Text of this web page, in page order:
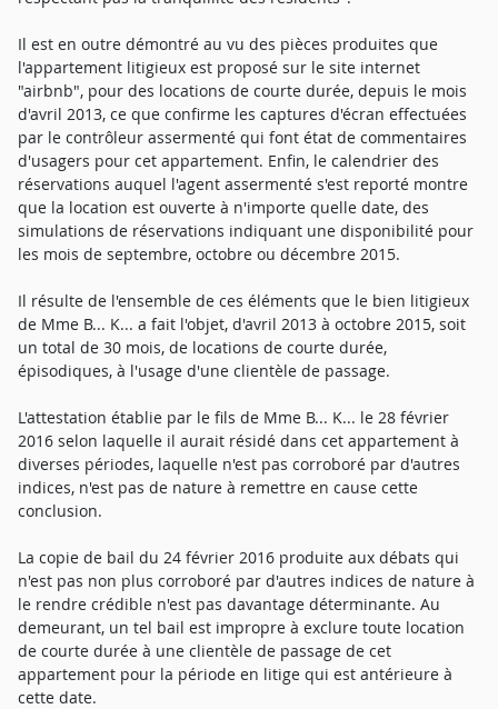
Il est en outre démontré au vu des pièces produites que
l'appartement litigieux est proposé sur le site internet
"airbnb", pour des locations de courte durée, depuis le mois
d'avril 2013, ce que confirme les captures d'écran effectuées
par le contrôleur assermenté qui font état de commentaires
d'usagers pour cet appartement. Enfin, le calendrier des
réservations auquel l'agent assermenté s'est reporté montre
que la location est ouverte à n'importe quelle date, des
simulations de réservations indiquant une disponibilité pour
les mois de septembre, octobre ou décembre 2015.
Il résulte de l'ensemble de ces éléments que le bien litigieux
de Mme B... K... a fait l'objet, d'avril 2013 à octobre 2015, soit
un total de 30 mois, de locations de courte durée,
épisodiques, à l'usage d'une clientèle de passage.
L'attestation établie par le fils de Mme B... K... le 28 février
2016 selon laquelle il aurait résidé dans cet appartement à
diverses périodes, laquelle n'est pas corroboré par d'autres
indices, n'est pas de nature à remettre en cause cette
conclusion.
La copie de bail du 24 février 2016 produite aux débats qui
n'est pas non plus corroboré par d'autres indices de nature à
le rendre crédible n'est pas davantage déterminante. Au
demeurant, un tel bail est impropre à exclure toute location
de courte durée à une clientèle de passage de cet
appartement pour la période en litige qui est antérieure à
cette date.